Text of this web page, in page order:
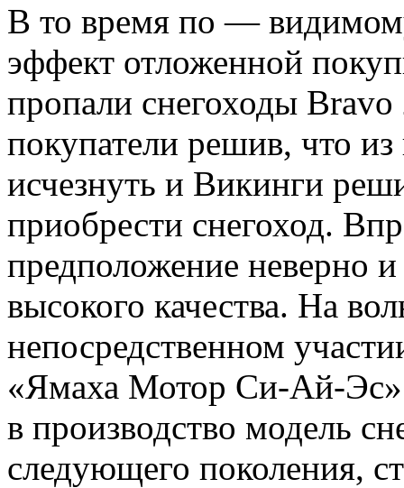
В то время по —
эффект отложенной
пропали снегоходы
покупатели решив, что
исчезнуть и Викинги
приобрести снегоход.
предположение неверно
высокого качества. На
непосредственном
«Ямаха Мотор Си-Ай-Эс»
в производство модель
следующего поколения,